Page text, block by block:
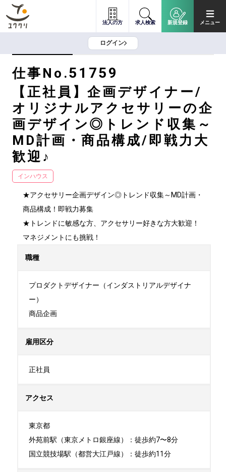
法人の方 求人検索 新規登録 メニュー
ログイン
仕事No.51759
【正社員】企画デザイナー/
オリジナルアクセサリーの企
画デザイン◎トレンド収集～
MD計画・商品構成/即戦力大
歓迎♪
インハウス
★アクセサリー企画デザイン◎トレンド収集～MD計画・
商品構成！即戦力募集
★トレンドに敏感な方、アクセサリー好きな方大歓迎！
マネジメントにも挑戦！
職種
プロダクトデザイナー（インダストリアルデザイナ
ー）
商品企画
雇用区分
正社員
アクセス
東京都
外苑前駅（東京メトロ銀座線）：徒歩約7〜8分
国立競技場駅（都営大江戸線）：徒歩約11分